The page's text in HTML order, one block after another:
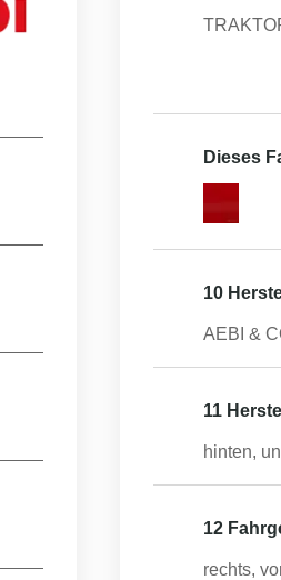
Dieses
10
AEBI &
11
hinten,
12
rechts,